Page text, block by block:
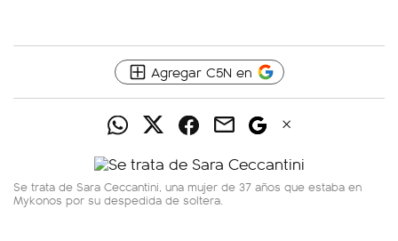
Agregar C5N en
Se trata de Sara Ceccantini, una mujer de 37 años que estaba en
Mykonos por su despedida de soltera.